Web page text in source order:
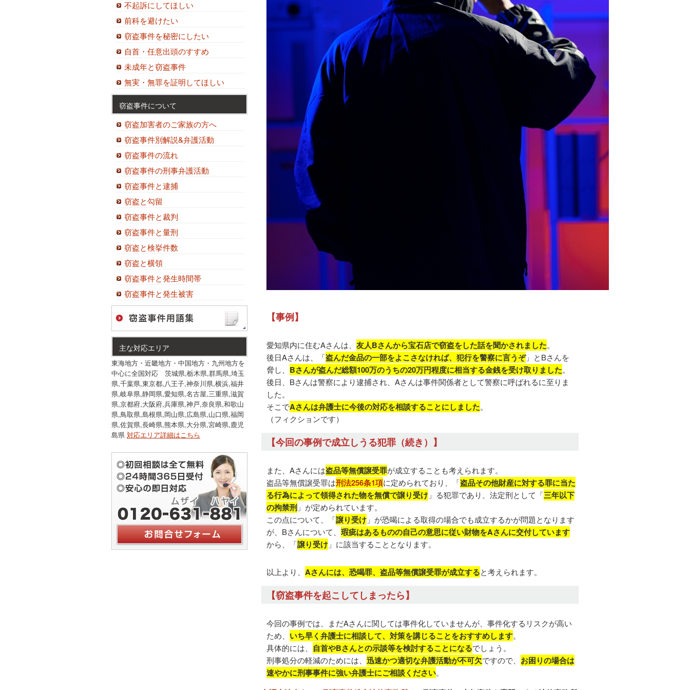
【事例】
愛知県内に住むAさんは、 友人Bさんから宝石店で窃盗をした話を聞かされました。
後日Aさんは、「盗んだ金品の一部をよこさなければ、犯行を警察に言うぞ」とBさんを
脅し、 Bさんが盗んだ総額100万のうちの20万円程度に相当する金銭を受け取りました。
後日、Bさんは警察により逮捕され、Aさんは事件関係者として警察に呼ばれるに至りま
した。
そこでAさんは弁護士に今後の対応を相談することにしました。
（フィクションです）
【今回の事例で成立しうる犯罪（続き）】
また、Aさんには盗品等無償譲受罪が成立することも考えられます。
盗品等無償譲受罪は刑法256条1項に定められており、「盗品その他財産に対する罪に当た
る行為によって領得された物を無償で譲り受け 」る犯罪であり、法定刑として「三年以下
の拘禁刑 」が定められています。
この点について、「譲り受け 」が恐喝による取得の場合でも成立するかが問題となります
が、Bさんについて、 瑕疵はあるものの自己の意思に従い財物をAさんに交付しています
から、「譲り受け 」に該当することとなります。
以上より、 Aさんには、恐喝罪、盗品等無償譲受罪が成立すると考えられます。
【窃盗事件を起こしてしまったら】
今回の事例では、まだAさんに関しては事件化していませんが、事件化するリスクが高い
ため、 いち早く弁護士に相談して、対策を講じることをおすすめします。
具体的には、 自首やBさんとの示談等を検討することになるでしょう。
刑事処分の軽減のためには、 迅速かつ適切な弁護活動が不可欠ですので、 お困りの場合は
速やかに刑事事件に強い弁護士にご相談ください。
不起訴にしてほしい
前科を避けたい
窃盗事件を秘密にしたい
自首・任意出頭のすすめ
未成年と窃盗事件
無実・無罪を証明してほしい
窃盗事件について
窃盗加害者のご家族の方へ
窃盗事件別解説&弁護活動
窃盗事件の流れ
窃盗事件の刑事弁護活動
窃盗事件と逮捕
窃盗と勾留
窃盗事件と裁判
窃盗事件と量刑
窃盗と検挙件数
窃盗と横領
窃盗事件と発生時間帯
窃盗事件と発生被害
主な対応エリア
東海地方・近畿地方・中国地方・九州地方を
中心に全国対応 茨城県,栃木県,群馬県,埼玉
県,千葉県,東京都,八王子,神奈川県,横浜,福井
県,岐阜県,静岡県,愛知県,名古屋,三重県,滋賀
県,京都府,大阪府,兵庫県,神戸,奈良県,和歌山
県,鳥取県,島根県,岡山県,広島県,山口県,福岡
県,佐賀県,長崎県,熊本県,大分県,宮崎県,鹿児
島県 対応エリア詳細はこちら